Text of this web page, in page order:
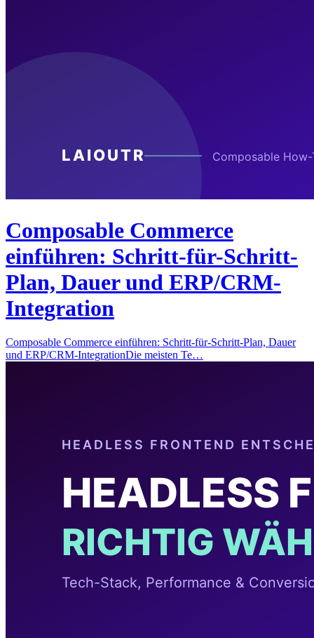
Composable Commerce
einführen: Schritt-für-Schritt-
Plan, Dauer und ERP/CRM-
Integration
Composable Commerce einführen: Schritt-für-Schritt-Plan, Dauer
und ERP/CRM-IntegrationDie meisten Te…